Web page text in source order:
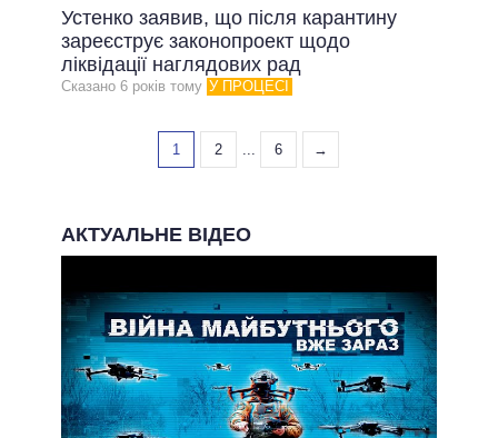
Устенко заявив, що після карантину
зареєструє законопроект щодо
ліквідації наглядових рад
Сказано 6 рокiв тому У ПРОЦЕСІ
1 2 ... 6 →
АКТУАЛЬНЕ ВІДЕО